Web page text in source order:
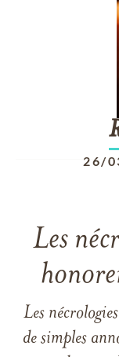
26/
Les
Les
de simples